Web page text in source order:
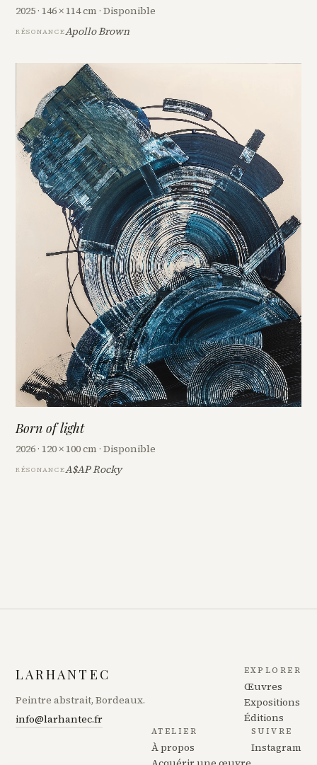
2025 · 146 × 114 cm · Disponible
RÉSONANCEApollo Brown
Born of light
2026 · 120 × 100 cm · Disponible
RÉSONANCEA$AP Rocky
LARHANTEC
Peintre abstrait, Bordeaux.
info@larhantec.fr
EXPLORER
Œuvres
Expositions
Éditions
ATELIER
À propos
SUIVRE
Instagram